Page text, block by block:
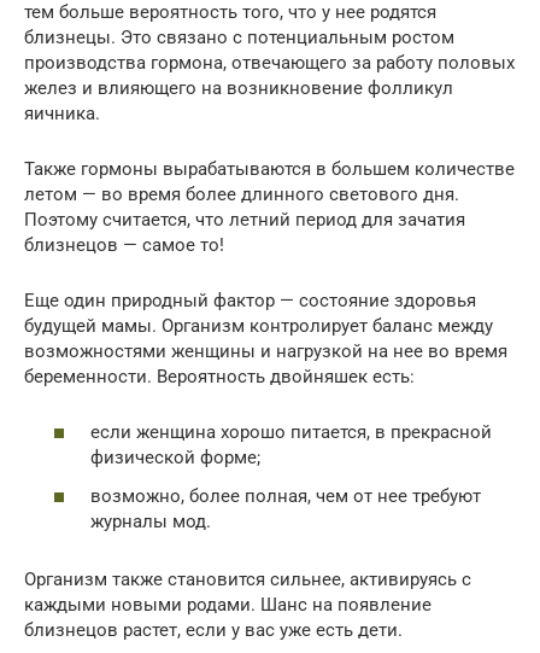
тем больше вероятность того, что у нее родятся
близнецы. Это связано с потенциальным ростом
производства гормона, отвечающего за работу половых
желез и влияющего на возникновение фолликул
яичника.
Также гормоны вырабатываются в большем количестве
летом — во время более длинного светового дня.
Поэтому считается, что летний период для зачатия
близнецов — самое то!
Еще один природный фактор — состояние здоровья
будущей мамы. Организм контролирует баланс между
возможностями женщины и нагрузкой на нее во время
беременности. Вероятность двойняшек есть:
если женщина хорошо питается, в прекрасной
физической форме;
возможно, более полная, чем от нее требуют
журналы мод.
Организм также становится сильнее, активируясь с
каждыми новыми родами. Шанс на появление
близнецов растет, если у вас уже есть дети.